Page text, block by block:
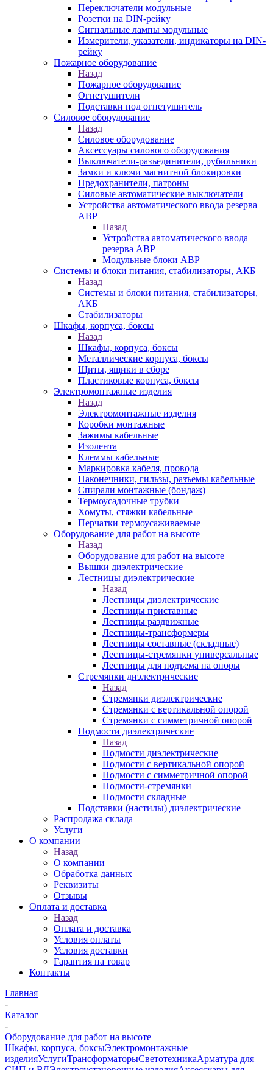
Переключатели модульные
Розетки на DIN-рейку
Сигнальные лампы модульные
Измерители, указатели, индикаторы на DIN-
рейку
Пожарное оборудование
Назад
Пожарное оборудование
Огнетушители
Подставки под огнетушитель
Силовое оборудование
Назад
Силовое оборудование
Аксессуары силового оборудования
Выключатели-разъединители, рубильники
Замки и ключи магнитной блокировки
Предохранители, патроны
Силовые автоматические выключатели
Устройства автоматического ввода резерва
АВР
Назад
Устройства автоматического ввода
резерва АВР
Модульные блоки АВР
Системы и блоки питания, стабилизаторы, АКБ
Назад
Системы и блоки питания, стабилизаторы,
АКБ
Стабилизаторы
Шкафы, корпуса, боксы
Назад
Шкафы, корпуса, боксы
Металлические корпуса, боксы
Щиты, ящики в сборе
Пластиковые корпуса, боксы
Электромонтажные изделия
Назад
Электромонтажные изделия
Коробки монтажные
Зажимы кабельные
Изолента
Клеммы кабельные
Маркировка кабеля, провода
Наконечники, гильзы, разъемы кабельные
Спирали монтажные (бондаж)
Термоусадочные трубки
Хомуты, стяжки кабельные
Перчатки термоусаживаемые
Оборудование для работ на высоте
Назад
Оборудование для работ на высоте
Вышки диэлектрические
Лестницы диэлектрические
Назад
Лестницы диэлектрические
Лестницы приставные
Лестницы раздвижные
Лестницы-трансформеры
Лестницы составные (складные)
Лестницы-стремянки универсальные
Лестницы для подъема на опоры
Стремянки диэлектрические
Назад
Стремянки диэлектрические
Стремянки с вертикальной опорой
Стремянки с симметричной опорой
Подмости диэлектрические
Назад
Подмости диэлектрические
Подмости с вертикальной опорой
Подмости с симметричной опорой
Подмости-стремянки
Подмости складные
Подставки (настилы) диэлектрические
Распродажа склада
Услуги
О компании
Назад
О компании
Обработка данных
Реквизиты
Отзывы
Оплата и доставка
Назад
Оплата и доставка
Условия оплаты
Условия доставки
Гарантия на товар
Контакты
Главная
-
Каталог
-
Оборудование для работ на высоте
Шкафы, корпуса, боксыЭлектромонтажные
изделияУслугиТрансформаторыСветотехникаАрматура для